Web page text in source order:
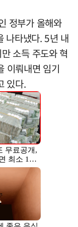
정부가 올해와
나타냈다. 5년 내
소득 주도와 혁
이뤄내면 임기
있다.